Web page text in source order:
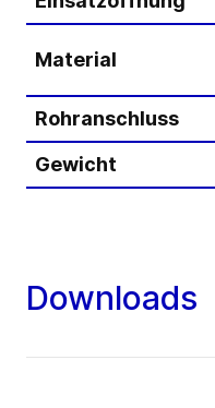
Material
Rohranschluss
Gewicht
Downloads